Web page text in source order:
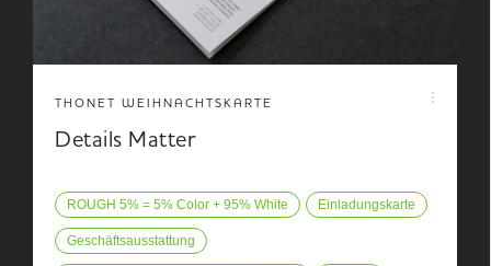
THONET WEIHNACHTSKARTE
Details Matter
ROUGH 5% = 5% Color + 95% White Einladungskarte
Geschäftsausstattung